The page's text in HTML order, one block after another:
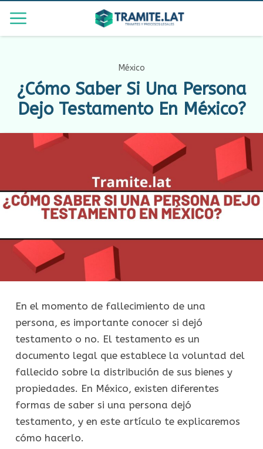
México
¿Cómo Saber Si Una Persona
Dejo Testamento En México?
En el momento de fallecimiento de una
persona, es importante conocer si dejó
testamento o no. El testamento es un
documento legal que establece la voluntad del
fallecido sobre la distribución de sus bienes y
propiedades. En México, existen diferentes
formas de saber si una persona dejó
testamento, y en este artículo te explicaremos
cómo hacerlo.